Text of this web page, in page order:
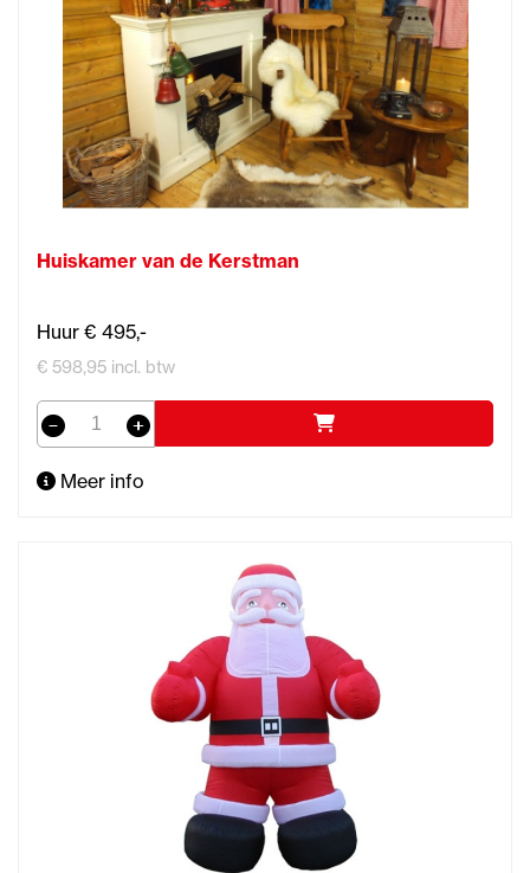
Huiskamer van de Kerstman
Huur € 495,-
€ 598,95 incl. btw
Meer info